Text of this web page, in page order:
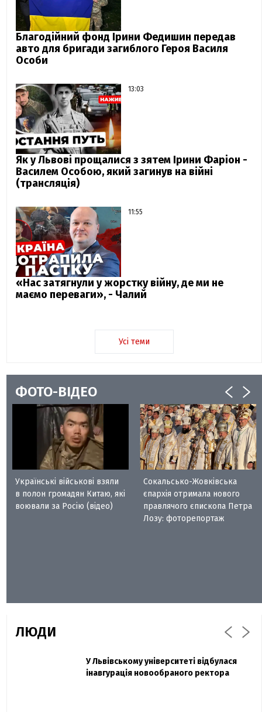
Благодійний фонд Ірини Федишин передав
авто для бригади загиблого Героя Василя
Особи
13:03
Як у Львові прощалися з зятем Ірини Фаріон -
Василем Особою, який загинув на війні
(трансляція)
11:55
«Нас затягнули у жорстку війну, де ми не
маємо переваги», - Чалий
Усі теми
ФОТО-ВІДЕО
Українські військові взяли
в полон громадян Китаю, які
воювали за Росію (відео)
Сокальсько-Жовківська
єпархія отримала нового
правлячого єпископа Петра
Лозу: фоторепортаж
ЛЮДИ
Павло Дак
Захисник "Азовсталі" Діанов вдруге
одружився та показав фото з весілля
У Львівському університеті відбулася
інавгурація новообраного ректора